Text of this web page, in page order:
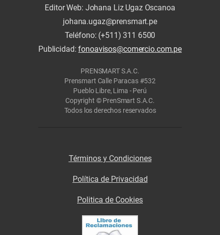
Editor Web: Johana Liz Ugaz Oscanoa
johana.ugaz@prensmart.pe
Teléfono: (+511) 311 6500
Publicidad:fonoavisos@comercio.com.pe
PRENSMART S.A.C.
Prensmart Calle Paracas #532
Pueblo Libre, Lima - Perú
Copyright © PrenSmart S.A.C.
Todos los derechos reservados
Términos y Condiciones
Política de Privacidad
Politica de Cookies